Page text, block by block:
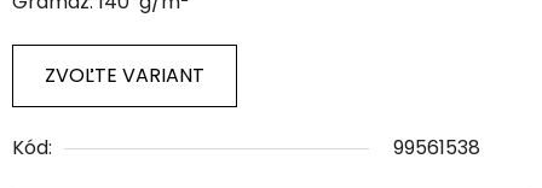
ZVOĽTE VARIANT
Kód: 99561538